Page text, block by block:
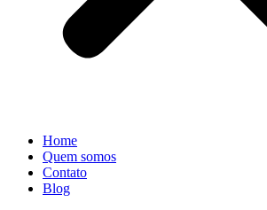
Home
Quem somos
Contato
Blog